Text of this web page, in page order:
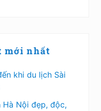
mới nhất
khi du lịch Sài
Nội đẹp, độc,